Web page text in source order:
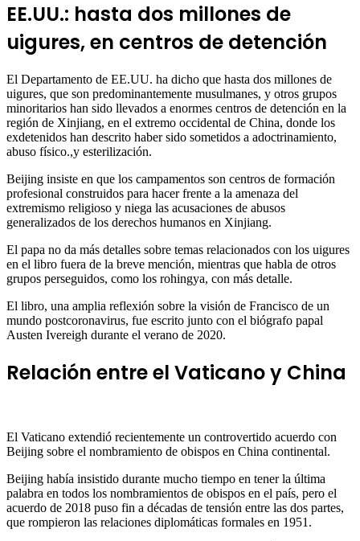
EE.UU.: hasta dos millones de
uigures, en centros de detención
El Departamento de EE.UU. ha dicho que hasta dos millones de
uigures, que son predominantemente musulmanes, y otros grupos
minoritarios han sido llevados a enormes centros de detención en la
región de Xinjiang, en el extremo occidental de China, donde los
exdetenidos han descrito haber sido sometidos a adoctrinamiento,
abuso físico.,y esterilización.
Beijing insiste en que los campamentos son centros de formación
profesional construidos para hacer frente a la amenaza del
extremismo religioso y niega las acusaciones de abusos
generalizados de los derechos humanos en Xinjiang.
El papa no da más detalles sobre temas relacionados con los uigures
en el libro fuera de la breve mención, mientras que habla de otros
grupos perseguidos, como los rohingya, con más detalle.
El libro, una amplia reflexión sobre la visión de Francisco de un
mundo postcoronavirus, fue escrito junto con el biógrafo papal
Austen Ivereigh durante el verano de 2020.
Relación entre el Vaticano y China
El Vaticano extendió recientemente un controvertido acuerdo con
Beijing sobre el nombramiento de obispos en China continental.
Beijing había insistido durante mucho tiempo en tener la última
palabra en todos los nombramientos de obispos en el país, pero el
acuerdo de 2018 puso fin a décadas de tensión entre las dos partes,
que rompieron las relaciones diplomáticas formales en 1951.